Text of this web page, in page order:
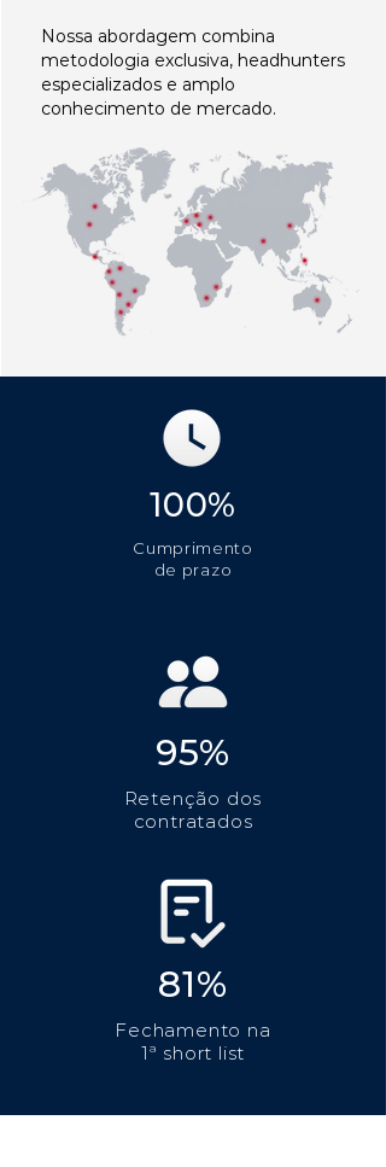
Nossa abordagem combina
metodologia exclusiva, headhunters
especializados e amplo
conhecimento de mercado.
100%
Cumprimento
de prazo
95%
Retenção dos
contratados
81%
Fechamento na
1ª short list